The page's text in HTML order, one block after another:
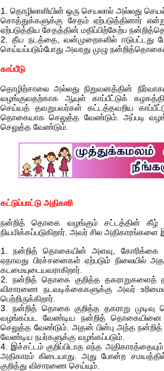
1. தொழிலாளியின் ஒரு செயலால் அல்லது
சொத்துக்களுக்கு சேதம் ஏற்படுத்தினார்
ஏற்படுத்திய சேதத்தின் மதிப்பிற்கேற்ப
2. தீய நடத்தை, வன்முறைகளில்
செய்யப்படும்போது அவரது முழு
காப்பீடு
தொழிற்சாலை அல்லது நிறுவனத்தின்
வழங்குவதற்காக ஆயுள் காப்பீட்டுக்
செய்யத் தவறுபவர்கள் கட்டத்தவறிய
தொகையாக செலுத்த வேண்டும். அப்படி
செலுத்த வேண்டும்.
கட்டுப்பாட்டு அதிகாரி
நன்றித் தொகை வழங்கும் சட்டத்தின் கீழ்
நியமிக்கப்படுகிறார். அவர் சில அதிகாரங்களை
1. நன்றித் தொகையின் அளவு,
ஏதாவது பிரச்சனைகள் ஏற்படும்
கடமையுடையவராகிறார்.
2. நன்றித் தொகை குறித்த தகராறுகளைத்
விசாரணை நடவடிக்கைகளுக்கு அவர்
பெற்றிருக்கிறார்.
3. நன்றித் தொகை குறித்த தகராறு முடிவு
வழங்கப்பட வேண்டிய நன்றித் தொகையினை
செலுத்த வேண்டும். அதன் பின்பு அந்த நன்றித்
வேண்டிய நபர்களுக்கு வழங்கப்படும்.
4. இச்சட்டம் குறிப்பிடாத எந்த
அதிகாரம் கிடையாது. அது போன்ற
குறித்து விசாரணை செய்யும்.